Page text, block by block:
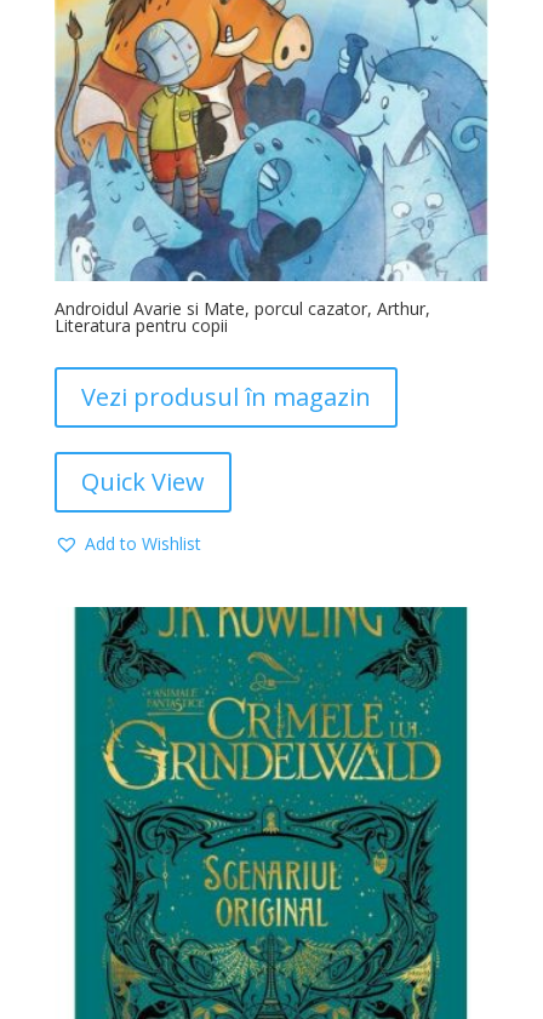
Androidul Avarie si Mate, porcul cazator, Arthur,
Literatura pentru copii
Vezi produsul în magazin
Quick View
Add to Wishlist